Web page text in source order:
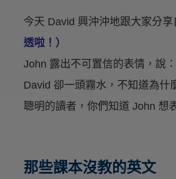
今天 David 興沖沖地跟大家分
透啦！）
John 露出不可置信的表情，說：
David 卻一頭霧水，不知道為什
聰明的讀者，你們知道 John 想
那些課本沒教的英文